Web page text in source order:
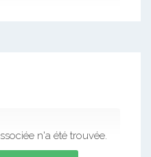
n'a été trouvée.